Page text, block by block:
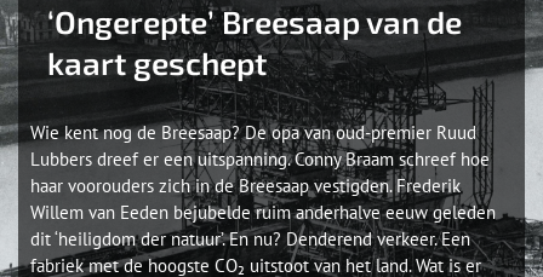
‘Ongerepte’ Breesaap van de
kaart geschept
Wie kent nog de Breesaap? De opa van oud-premier Ruud
Lubbers dreef er een uitspanning. Conny Braam schreef hoe
haar voorouders zich in de Breesaap vestigden. Frederik
Willem van Eeden bejubelde ruim anderhalve eeuw geleden
dit ‘heiligdom der natuur’. En nu? Denderend verkeer. Een
fabriek met de hoogste CO₂ uitstoot van het land. Wat is er